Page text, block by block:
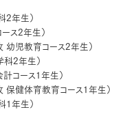
2年生）
ス2年生）
児教育コース2年生）
科2年生）
コース1年生）
健体育教育コース1年生）
1年生）